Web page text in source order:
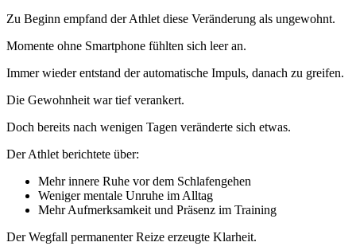
Zu Beginn empfand der Athlet diese Veränderung als ungewohnt.
Momente ohne Smartphone fühlten sich leer an.
Immer wieder entstand der automatische Impuls, danach zu greifen.
Die Gewohnheit war tief verankert.
Doch bereits nach wenigen Tagen veränderte sich etwas.
Der Athlet berichtete über:
Mehr innere Ruhe vor dem Schlafengehen
Weniger mentale Unruhe im Alltag
Mehr Aufmerksamkeit und Präsenz im Training
Der Wegfall permanenter Reize erzeugte Klarheit.